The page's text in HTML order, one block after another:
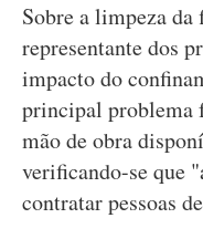
Sobre a limpeza
representante dos
impacto do
principal problema
mão de obra
verificando-se que
contratar pessoas